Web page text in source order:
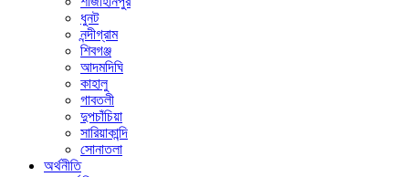
ধুনট
নন্দীগ্রাম
শিবগঞ্জ
আদমদিঘি
কাহালু
গাবতলী
দুপচাঁচিয়া
সারিয়াকান্দি
সোনাতলা
অর্থনীতি